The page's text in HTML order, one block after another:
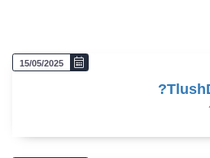
15/05/2025